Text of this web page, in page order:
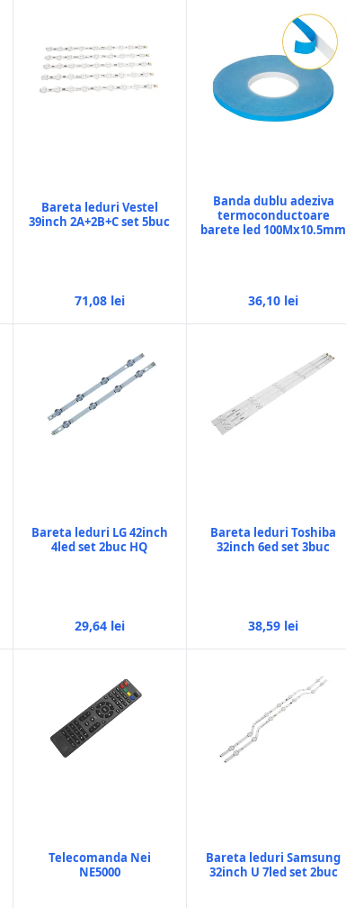
Bareta leduri Vestel
39inch 2A+2B+C set 5buc
71,08 lei
Banda dublu adeziva
termoconductoare
barete led 100Mx10.5mm
36,10 lei
Bareta leduri LG 42inch
4led set 2buc HQ
29,64 lei
Bareta leduri Toshiba
32inch 6ed set 3buc
38,59 lei
Telecomanda Nei
NE5000
Bareta leduri Samsung
32inch U 7led set 2buc